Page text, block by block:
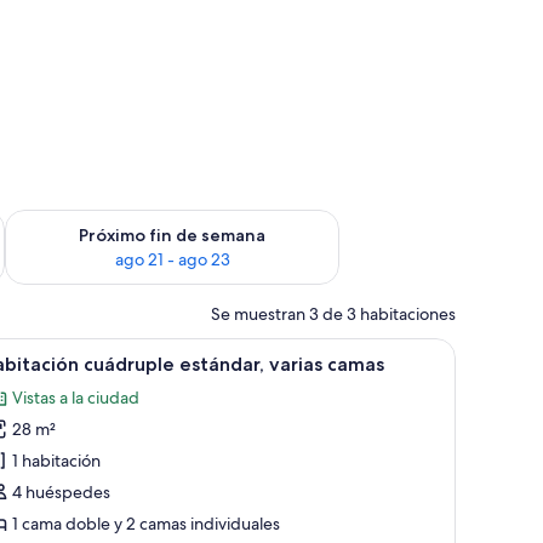
semana, ago 14 - ago 16
Próximo fin de semana
ago 21 - ago 23
Consulta la disponibilidad para el próximo fin de semana,
Se muestran 3 de 3 habitaciones
de madera, una mesita pequeña y un televisor montado en la pared.
Un dormitorio con una cama grande, un
4 cuádruple estándar, varias camas
Vistas a la ciudad
28 m²
1 habitación
4 huéspedes
1 cama doble y 2 camas individuales